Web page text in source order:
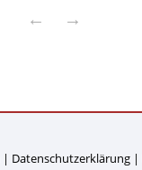
← →
Datenschutzerklärung